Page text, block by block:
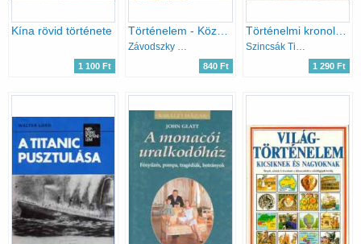
Kína rövid története
1 100 Ft
Történelem - Középiskolák III.
Závodszky Géza
840 Ft
Történelmi kronológia
Szincsák Tibor
1 290 Ft